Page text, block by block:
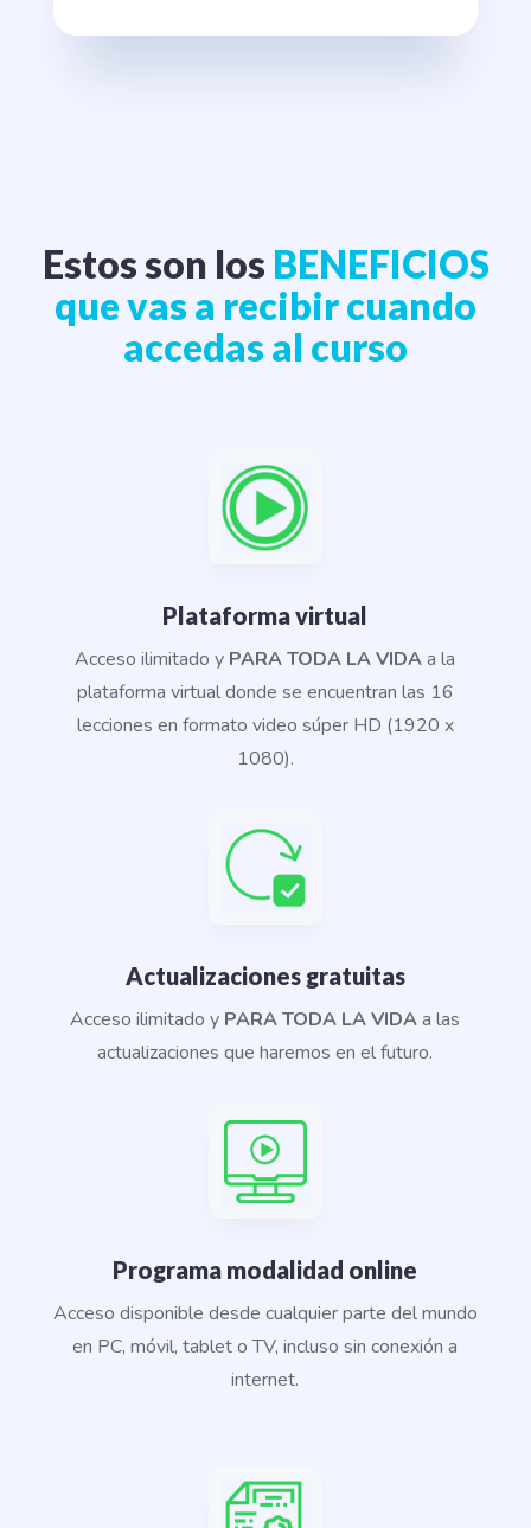
Estos son los BENEFICIOS
que vas a recibir cuando
accedas al curso
Plataforma virtual
Acceso ilimitado y PARA TODA LA VIDAa la
plataforma virtual donde se encuentran las 16
lecciones en formato video súper HD (1920 x
1080).
Actualizaciones gratuitas
Acceso ilimitado y PARA TODA LA VIDAa las
actualizaciones que haremos en el futuro.
Programa modalidad online
Acceso disponible desde cualquier parte del mundo
en PC, móvil, tablet o TV, incluso sin conexión a
internet.